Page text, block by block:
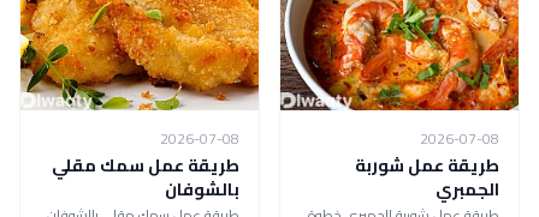
2026-07-08
طريقة عمل شوربة
الجمبري
2026-07-08
طريقة عمل سمك مقلي
بالشوفان